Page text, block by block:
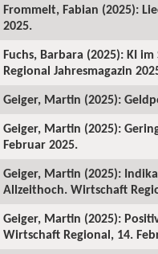
Frommelt, Fabian (2025):
2025.
Fuchs, Barbara (2025): KI
Regional Jahresmagazin
Geiger, Martin (2025):
Geiger, Martin (2025):
Februar 2025.
Geiger, Martin (2025):
Allzeithoch. Wirtschaft
Geiger, Martin (2025):
Wirtschaft Regional, 14.